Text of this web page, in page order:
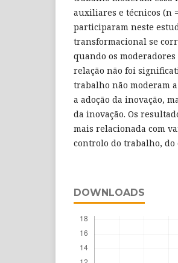
auxiliares e técnicos (n
participaram neste
transformacional se
quando os
relação não foi
trabalho não moderam
a adoção da inovação,
da inovação. Os
mais relacionada com
controlo do trabalho,
DOWNLOADS